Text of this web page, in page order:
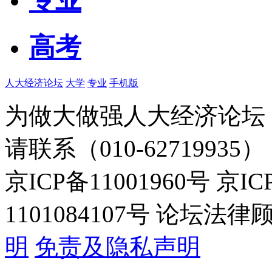
高考
人大经济论坛 大学 专业 手机版
为做大做强人大经济论
请联系（010-62719935）
京ICP备11001960号 京
1101084107号 论坛法律
明 免责及隐私声明